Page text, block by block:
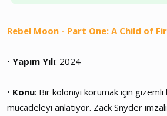
Rebel Moon - Part One: A Child of
• Yapım Yılı: 2024
• Konu: Bir koloniyi korumak için gizemli
mücadeleyi anlatıyor. Zack Snyder